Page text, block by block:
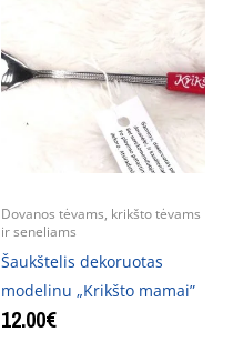
Dovanos tėvams, krikšto tėvams
ir seneliams
Šaukštelis dekoruotas
modelinu „Krikšto mamai”
12.00€